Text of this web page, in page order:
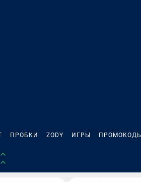
ПРОБКИ ZODY ИГРЫ ПРОМОКОДЫ